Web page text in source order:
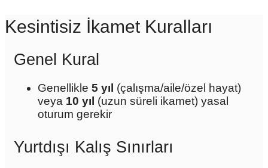
Kesintisiz İkamet Kuralları
Genel Kural
Genellikle 5 yıl (çalışma/aile/özel hayat)
veya 10 yıl (uzun süreli ikamet) yasal
oturum gerekir
Yurtdışı Kalış Sınırları